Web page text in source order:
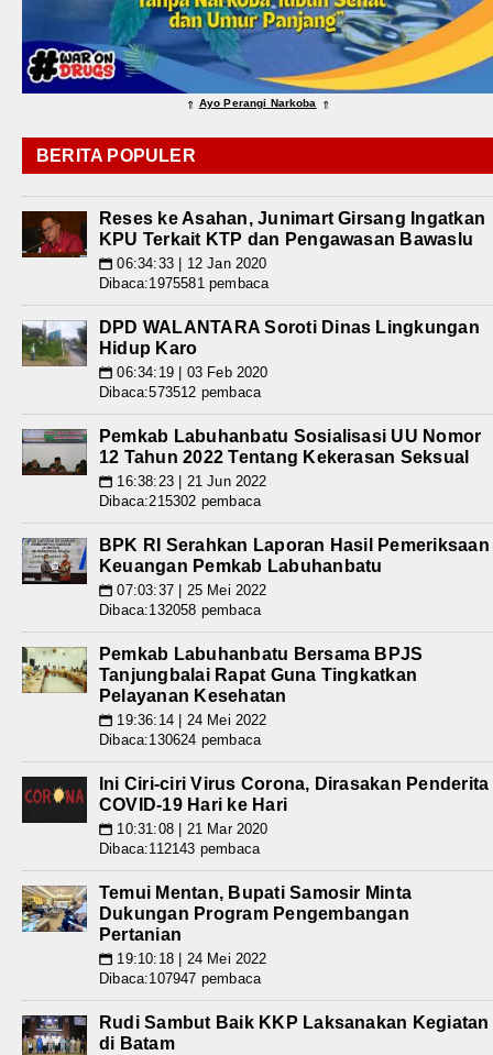
⇑ Ayo Perangi Narkoba ⇑
BERITA POPULER
Reses ke Asahan, Junimart Girsang Ingatkan
KPU Terkait KTP dan Pengawasan Bawaslu
📅 06:34:33 | 12 Jan 2020
Dibaca:1975581 pembaca
DPD WALANTARA Soroti Dinas Lingkungan
Hidup Karo
📅 06:34:19 | 03 Feb 2020
Dibaca:573512 pembaca
Pemkab Labuhanbatu Sosialisasi UU Nomor
12 Tahun 2022 Tentang Kekerasan Seksual
📅 16:38:23 | 21 Jun 2022
Dibaca:215302 pembaca
BPK RI Serahkan Laporan Hasil Pemeriksaan
Keuangan Pemkab Labuhanbatu
📅 07:03:37 | 25 Mei 2022
Dibaca:132058 pembaca
Pemkab Labuhanbatu Bersama BPJS
Tanjungbalai Rapat Guna Tingkatkan
Pelayanan Kesehatan
📅 19:36:14 | 24 Mei 2022
Dibaca:130624 pembaca
Ini Ciri-ciri Virus Corona, Dirasakan Penderita
COVID-19 Hari ke Hari
📅 10:31:08 | 21 Mar 2020
Dibaca:112143 pembaca
Temui Mentan, Bupati Samosir Minta
Dukungan Program Pengembangan
Pertanian
📅 19:10:18 | 24 Mei 2022
Dibaca:107947 pembaca
Rudi Sambut Baik KKP Laksanakan Kegiatan
di Batam